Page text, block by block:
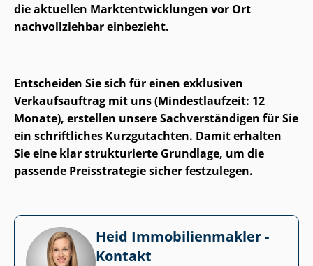
die aktuellen Markt­ent­wick­lun­gen vor Ort
nachvollziehbar einbezieht.
Entscheiden Sie sich für einen exklusiven
Verkaufsauftrag mit uns (Mindestlaufzeit: 12
Monate), erstellen unsere Sach­ver­stän­di­gen für Sie
ein schriftliches Kurzgutachten. Damit erhalten
Sie eine klar strukturierte Grundlage, um die
passende Preisstrategie sicher festzulegen.
Heid Im­mo­bi­li­en­mak­ler -
Kontakt